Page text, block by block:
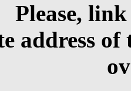
Please,
address